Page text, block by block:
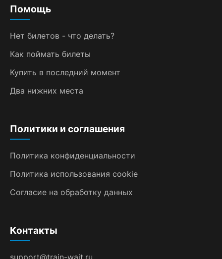
Помощь
Нет билетов - что делать?
Как поймать билеты
Купить в последний момент
Два нижних места
Политики и соглашения
Политика конфиденциальности
Политика использования cookie
Согласие на обработку данных
Контакты
support@train-wait.ru